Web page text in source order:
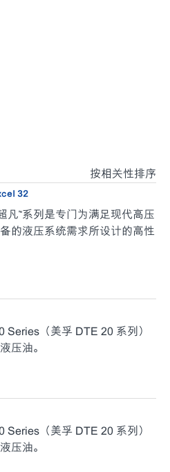
按相关性排序
32
凡™系列是专门为满足现代高压
的液压系统需求所设计的高性
Series（美孚 DTE 20 系列）
压油。
Series（美孚 DTE 20 系列）
压油。